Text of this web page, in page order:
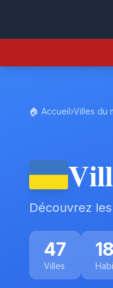
🏠 Accueil›Villes du
Découvrez
47
Villes